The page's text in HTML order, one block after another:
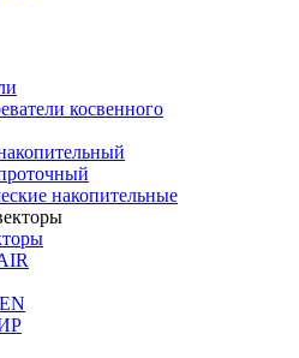
косвенного
накопительные